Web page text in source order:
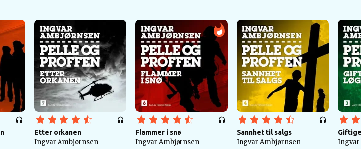
Etter orkanen
Ingvar Ambjørnsen
Flammer i snø
Ingvar Ambjørnsen
Sannhet til salgs
Ingvar Ambjørnsen Ingvar